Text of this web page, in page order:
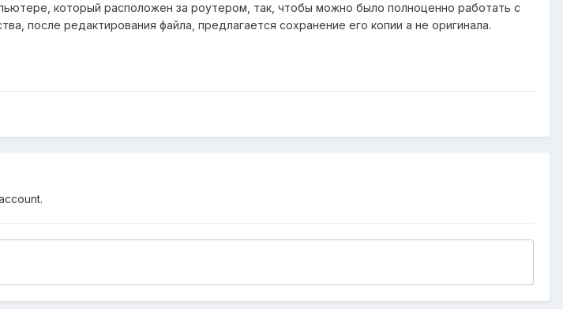
который расположен за роутером, так, чтобы можно было полноценно работать с
после редактирования файла, предлагается сохранение его копии а не оригинала.